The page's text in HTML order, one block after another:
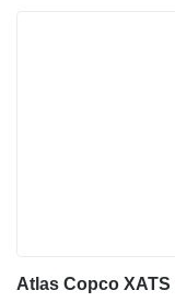
Atlas Copco XATS